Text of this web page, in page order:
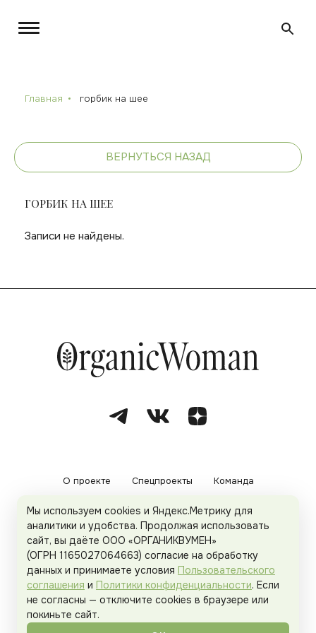
Главная горбик на шее
ВЕРНУТЬСЯ НАЗАД
ГОРБИК НА ШЕЕ
Записи не найдены.
О проекте Спецпроекты Команда
Рекламодателям Политика конфиденциальности
Пользовательское соглашение
Organicwoman.ru . Все права защищены.
Мы используем cookies и Яндекс.Метрику для
аналитики и удобства. Продолжая использовать
сайт, вы даёте ООО «ОРГАНИКВУМЕН»
(ОГРН 1165027064663) согласие на обработку
данных и принимаете условия Пользовательского
соглашения и Политики конфиденциальности. Если
не согласны — отключите cookies в браузере или
покиньте сайт.